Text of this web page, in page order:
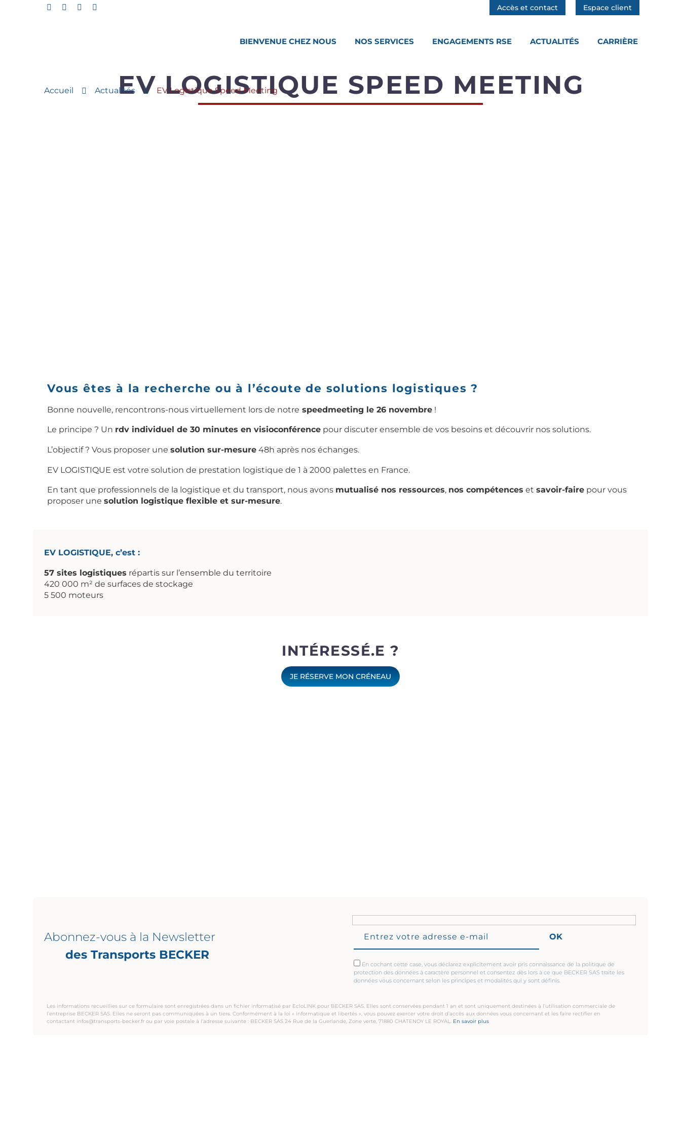
Accès et contact Espace client
BIENVENUE CHEZ NOUS NOS SERVICES ENGAGEMENTS RSE ACTUALITÉS CARRIÈRE
EV LOGISTIQUE SPEED MEETING
Accueil Actualités EV Logistique Speed Meeting
Vous êtes à la recherche ou à l’écoute de solutions logistiques ?
Bonne nouvelle, rencontrons-nous virtuellement lors de notre speedmeeting le 26 novembre !
Le principe ? Un rdv individuel de 30 minutes en visioconférence pour discuter ensemble de vos besoins et découvrir nos solutions.
L’objectif ? Vous proposer une solution sur-mesure 48h après nos échanges.
EV LOGISTIQUE est votre solution de prestation logistique de 1 à 2000 palettes en France.
En tant que professionnels de la logistique et du transport, nous avons mutualisé nos ressources, nos compétences et savoir-faire pour vous
proposer une solution logistique flexible et sur-mesure.
EV LOGISTIQUE, c’est :
57 sites logistiques répartis sur l’ensemble du territoire
420 000 m² de surfaces de stockage
5 500 moteurs
INTÉRESSÉ.E ?
JE RÉSERVE MON CRÉNEAU
Abonnez-vous à la Newsletter
des Transports BECKER
OK
En cochant cette case, vous déclarez explicitement avoir pris connaissance de la politique de
protection des données à caractère personnel et consentez dès lors à ce que BECKER SAS traite les
données vous concernant selon les principes et modalités qui y sont définis.
Les informations recueillies sur ce formulaire sont enregistrées dans un fichier informatisé par EcloLINK pour BECKER SAS. Elles sont conservées pendant 1 an et sont uniquement destinées à l’utilisation commerciale de
l’entreprise BECKER SAS. Elles ne seront pas communiquées à un tiers. Conformément à la loi « informatique et libertés », vous pouvez exercer votre droit d’accès aux données vous concernant et les faire rectifier en
contactant infos@transports-becker.fr ou par voie postale à l’adresse suivante : BECKER SAS 24 Rue de la Guerlande, Zone verte, 71880 CHATENOY LE ROYAL. En savoir plus